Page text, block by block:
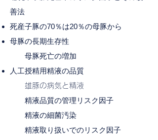
善法
死産子豚の70％は20％の母豚から
​母豚の長期生存性
​ 母豚死亡の増加
人工授精用精液の品質
​ 雄豚の病気と精液
​ 精液品質の管理リ スク因子
精液の細菌汚染
精液取り扱いでのリスク因子